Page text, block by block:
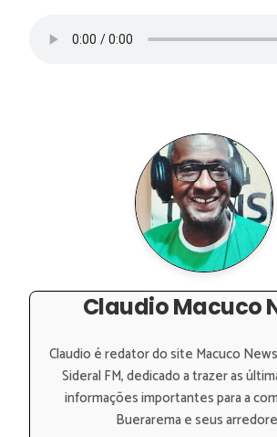
Claudio Macuco
Claudio é redator do site Macuco
Sideral FM, dedicado a trazer as
informações importantes para a
Buerarema e seus